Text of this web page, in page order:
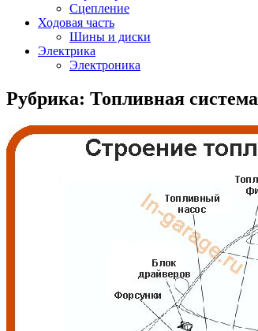
Сцепление
Ходовая часть
Шины и диски
Электрика
Электроника
Рубрика: Топливная система